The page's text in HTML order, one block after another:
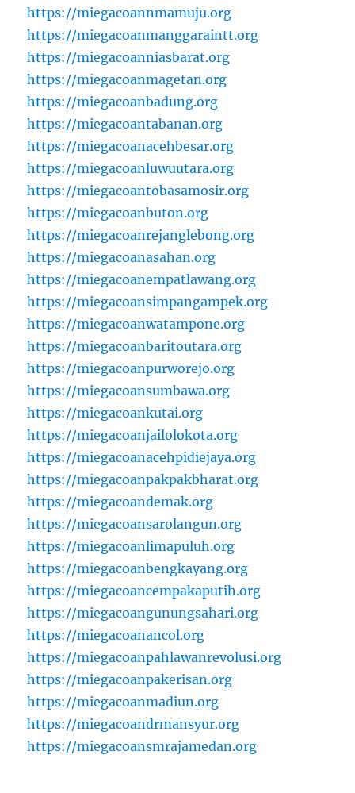
https://miegacoannmamuju.org
https://miegacoanmanggaraintt.org
https://miegacoanniasbarat.org
https://miegacoanmagetan.org
https://miegacoanbadung.org
https://miegacoantabanan.org
https://miegacoanacehbesar.org
https://miegacoanluwuutara.org
https://miegacoantobasamosir.org
https://miegacoanbuton.org
https://miegacoanrejanglebong.org
https://miegacoanasahan.org
https://miegacoanempatlawang.org
https://miegacoansimpangampek.org
https://miegacoanwatampone.org
https://miegacoanbaritoutara.org
https://miegacoanpurworejo.org
https://miegacoansumbawa.org
https://miegacoankutai.org
https://miegacoanjailolokota.org
https://miegacoanacehpidiejaya.org
https://miegacoanpakpakbharat.org
https://miegacoandemak.org
https://miegacoansarolangun.org
https://miegacoanlimapuluh.org
https://miegacoanbengkayang.org
https://miegacoancempakaputih.org
https://miegacoangunungsahari.org
https://miegacoanancol.org
https://miegacoanpahlawanrevolusi.org
https://miegacoanpakerisan.org
https://miegacoanmadiun.org
https://miegacoandrmansyur.org
https://miegacoansmrajamedan.org